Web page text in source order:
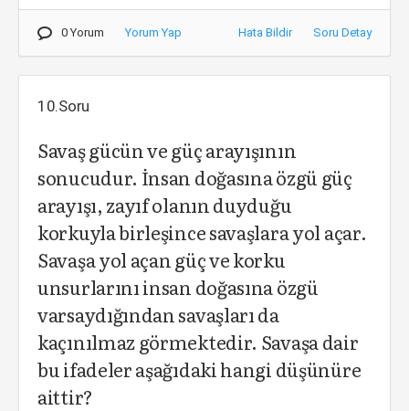
0 Yorum Yorum Yap Hata Bildir Soru Detay
10.Soru
Savaş gücün ve güç arayışının
sonucudur. İnsan doğasına özgü güç
arayışı, zayıf olanın duyduğu
korkuyla birleşince savaşlara yol açar.
Savaşa yol açan güç ve korku
unsurlarını insan doğasına özgü
varsaydığından savaşları da
kaçınılmaz görmektedir. Savaşa dair
bu ifadeler aşağıdaki hangi düşünüre
aittir?